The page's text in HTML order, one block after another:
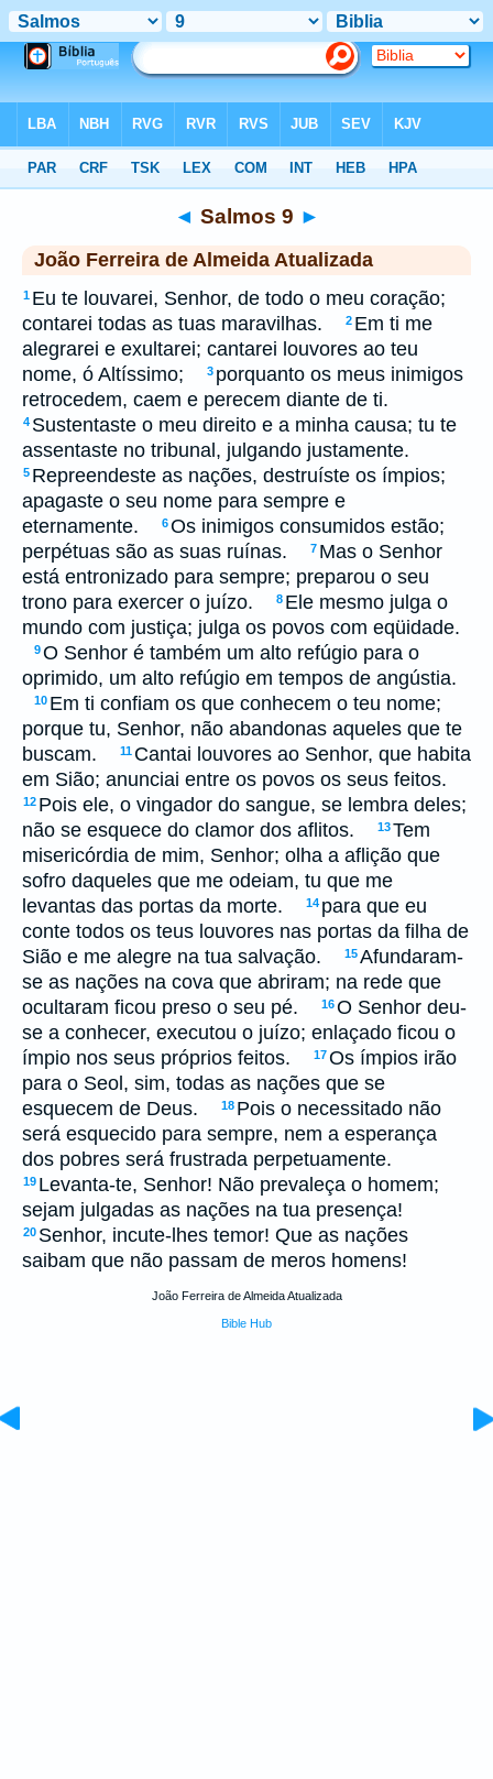
◄ Salmos 9 ►
João Ferreira de Almeida Atualizada
1 Eu te louvarei, Senhor, de todo o meu coração;
contarei todas as tuas maravilhas.
2 Em ti me
alegrarei e exultarei; cantarei louvores ao teu
nome, ó Altíssimo;
3 porquanto os meus inimigos
retrocedem, caem e perecem diante de ti.
4 Sustentaste o meu direito e a minha causa; tu te
assentaste no tribunal, julgando justamente.
5 Repreendeste as nações, destruíste os ímpios;
apagaste o seu nome para sempre e
eternamente.
6Os inimigos consumidos estão;
perpétuas são as suas ruínas.
7 Mas o Senhor
está entronizado para sempre; preparou o seu
trono para exercer o juízo.
8 Ele mesmo julga o
mundo com justiça; julga os povos com eqüidade.
9O Senhor é também um alto refúgio para o
oprimido, um alto refúgio em tempos de angústia.
10 Em ti confiam os que conhecem o teu nome;
porque tu, Senhor, não abandonas aqueles que te
buscam.
11 Cantai louvores ao Senhor, que habita
em Sião; anunciai entre os povos os seus feitos.
12 Pois ele, o vingador do sangue, se lembra deles;
não se esquece do clamor dos aflitos.
13Tem
misericórdia de mim, Senhor; olha a aflição que
sofro daqueles que me odeiam, tu que me
levantas das portas da morte.
14 para que eu
conte todos os teus louvores nas portas da filha de
Sião e me alegre na tua salvação.
15Afundaram-
se as nações na cova que abriram; na rede que
ocultaram ficou preso o seu pé.
16O Senhor deu-
se a conhecer, executou o juízo; enlaçado ficou o
ímpio nos seus próprios feitos.
17Os ímpios irão
para o Seol, sim, todas as nações que se
esquecem de Deus.
18 Pois o necessitado não
será esquecido para sempre, nem a esperança
dos pobres será frustrada perpetuamente.
19 Levanta-te, Senhor! Não prevaleça o homem;
sejam julgadas as nações na tua presença!
20 Senhor, incute-lhes temor! Que as nações
saibam que não passam de meros homens!
João Ferreira de Almeida Atualizada
Bible Hub